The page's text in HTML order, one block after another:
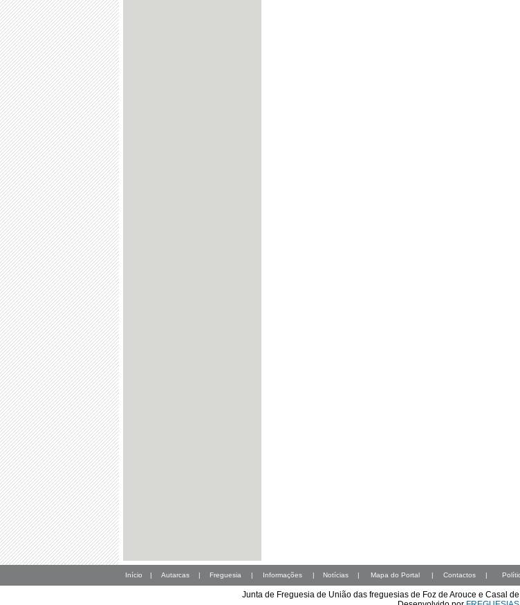
Início | Autarcas | Freguesia | Informações | Notícias | Mapa do Portal | Contactos |
Junta de Freguesia de União das freguesias de Foz de Arouce e Casal